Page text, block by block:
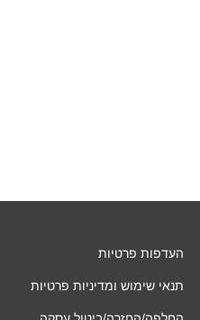
העדפות פרטיות
תנאי שימוש ומדיניות פרטיות